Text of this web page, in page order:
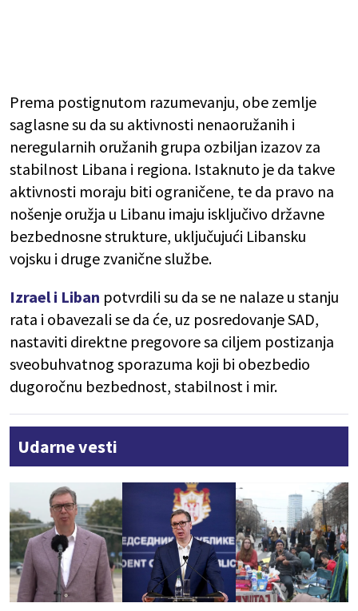
Prema postignutom razumevanju, obe zemlje
saglasne su da su aktivnosti nenaoružanih i
neregularnih oružanih grupa ozbiljan izazov za
stabilnost Libana i regiona. Istaknuto je da takve
aktivnosti moraju biti ograničene, te da pravo na
nošenje oružja u Libanu imaju isključivo državne
bezbednosne strukture, uključujući Libansku
vojsku i druge zvanične službe.
Izrael i Liban potvrdili su da se ne nalaze u stanju
rata i obavezali se da će, uz posredovanje SAD,
nastaviti direktne pregovore sa ciljem postizanja
sveobuhvatnog sporazuma koji bi obezbedio
dugoročnu bezbednost, stabilnost i mir.
Udarne vesti